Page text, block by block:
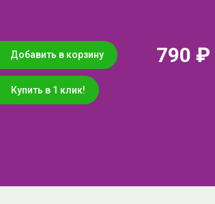
Добавить в корзину 790 ₽
Купить в 1 клик!